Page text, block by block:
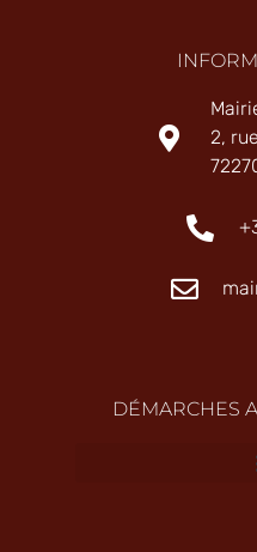
2,
DÉMARCHES